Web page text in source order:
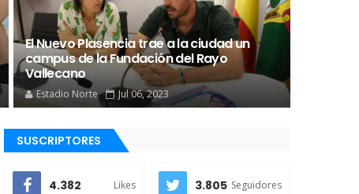
El Nuevo Plasencia trae a la ciudad un
campus de la Fundación del Rayo
Vallecano
Estadio Norte Jul 06, 2023
SUSCRIPTORES
4.382 Likes 3.805 Seguidores